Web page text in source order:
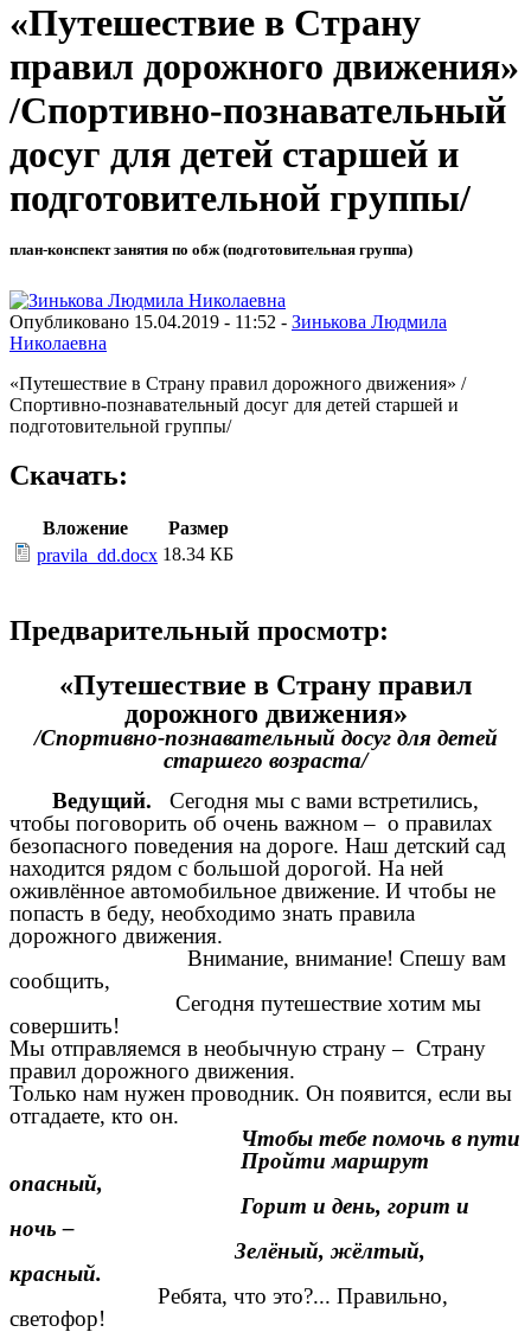
«Путешествие в Страну
правил дорожного движения»
/Спортивно-познавательный
досуг для детей старшей и
подготовительной группы/
план-конспект занятия по обж (подготовительная группа)
Опубликовано 15.04.2019 - 11:52 - Зинькова Людмила
Николаевна
«Путешествие в Страну правил дорожного движения» /
Спортивно-познавательный досуг для детей старшей и
подготовительной группы/
Скачать:
Вложение
Размер
pravila_dd.docx 18.34 КБ
Предварительный просмотр:
«Путешествие в Страну правил
дорожного движения»
/Спортивно-познавательный досуг для детей
старшего возраста/
Ведущий.
Сегодня мы с вами встретились,
чтобы поговорить об очень важном – о правилах
безопасного поведения на дороге. Наш детский сад
находится рядом с большой дорогой. На ней
оживлённое автомобильное движение. И чтобы не
попасть в беду, необходимо знать правила
дорожного движения.
Внимание, внимание! Спешу вам
сообщить,
Сегодня путешествие хотим мы
совершить!
Мы отправляемся в необычную страну – Страну
правил дорожного движения.
Только нам нужен проводник. Он появится, если вы
отгадаете, кто он.
Чтобы тебе помочь в пути
Пройти маршрут
опасный,
Горит и день, горит и
ночь –
Зелёный, жёлтый,
красный.
Ребята, что это?... Правильно,
светофор!